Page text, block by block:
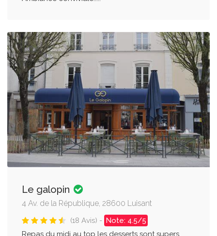
Le galopin
4 Av. de la République, 28600 Luisant
(18 Avis) - Note: 4.5/5
Repas du midi au top les desserts sont supers